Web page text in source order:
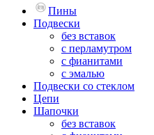
Пины
Подвески
без вставок
с перламутром
с фианитами
с эмалью
Подвески со стеклом
Цепи
Шапочки
без вставок